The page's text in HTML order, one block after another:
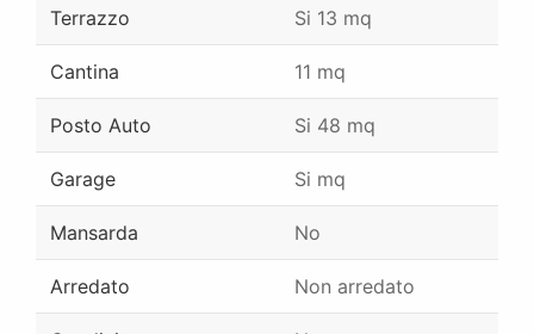
Terrazzo Si 13 mq
Cantina 11 mq
Posto Auto Si 48 mq
Garage Si mq
Mansarda No
Arredato Non arredato